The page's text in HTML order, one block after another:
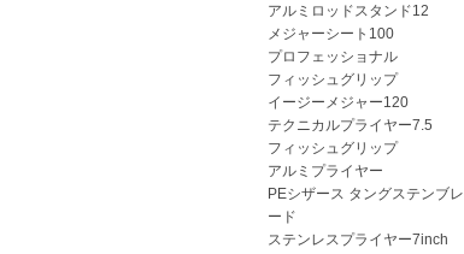
アルミロッドスタンド12
メジャーシート100
プロフェッショナル
フィッシュグリップ
イージーメジャー120
テクニカルプライヤー7.5
フィッシュグリップ
アルミプライヤー
PEシザース タングステンブレ
ード
ステンレスプライヤー7inch